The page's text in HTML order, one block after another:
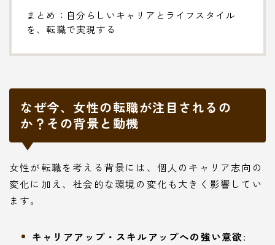
まとめ：自分らしいキャリアとライフスタイル
を、転職で実現する
なぜ今、女性の転職が注目されるの
か？その背景と動機
女性が転職を考える背景には、個人のキャリア志向の
変化に加え、社会的な環境の変化も大きく影響してい
ます。
キャリアアップ・スキルアップへの強い意欲: